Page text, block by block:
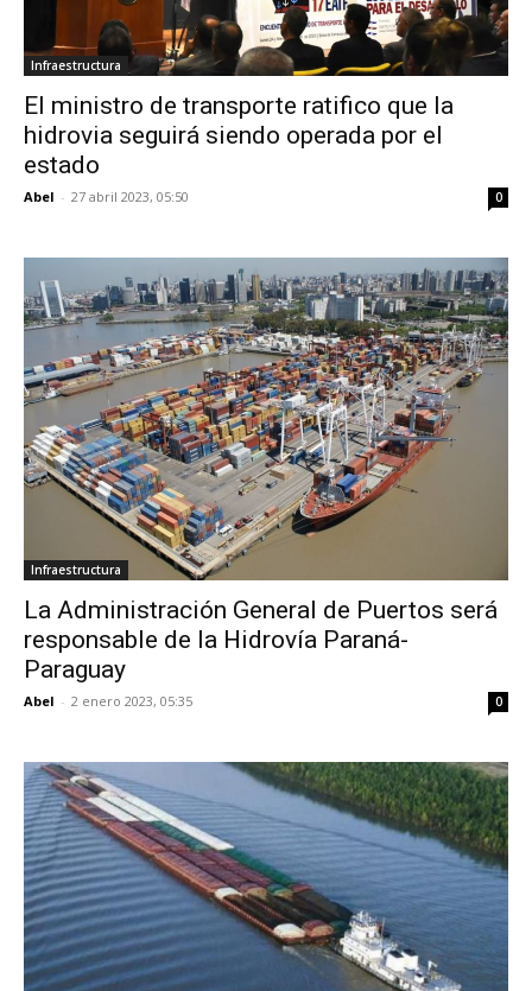
Infraestructura
El ministro de transporte ratifico que la
hidrovia seguirá siendo operada por el
estado
Abel - 27 abril 2023, 05:50 0
Infraestructura
La Administración General de Puertos será
responsable de la Hidrovía Paraná-
Paraguay
Abel - 2 enero 2023, 05:35 0